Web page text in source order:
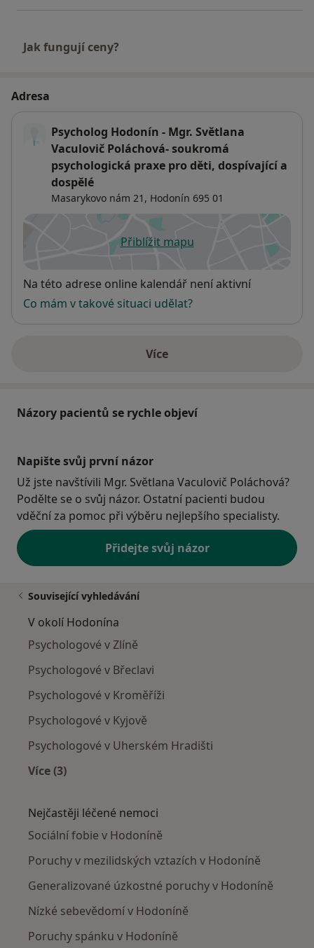
Jak fungují ceny?
Adresa
Psycholog Hodonín - Mgr. Světlana
Vaculovič Poláchová- soukromá
psychologická praxe pro děti, dospívající a
dospělé
Masarykovo nám 21, Hodonín 695 01
Přiblížit mapuse otevře v nové záložce
Dostupnost
Na této adrese online kalendář není aktivní
Co mám v takové situaci udělat?
Víceo adrese
Názory pacientů se rychle objeví
Napište svůj první názor
Už jste navštívili Mgr. Světlana Vaculovič Poláchová?
Podělte se o svůj názor. Ostatní pacienti budou
vděční za pomoc při výběru nejlepšího specialisty.
Přidejte svůj názor
Související vyhledávání
V okolí Hodonína
Psychologové v Zlíně
Psychologové v Břeclavi
Psychologové v Kroměříži
Psychologové v Kyjově
Psychologové v Uherském Hradišti
Více (3)
Nejčastěji léčené nemoci
Sociální fobie v Hodoníně
Poruchy v mezilidských vztazích v Hodoníně
Generalizované úzkostné poruchy v Hodoníně
Nízké sebevědomí v Hodoníně
Poruchy spánku v Hodoníně